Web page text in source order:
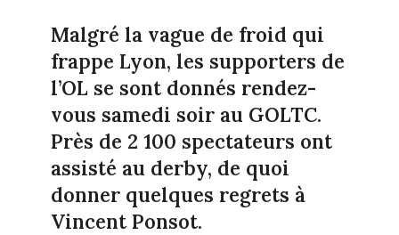
Malgré la vague de froid qui
frappe Lyon, les supporters de
l’OL se sont donnés rendez-
vous samedi soir au GOLTC.
Près de 2 100 spectateurs ont
assisté au derby, de quoi
donner quelques regrets à
Vincent Ponsot.